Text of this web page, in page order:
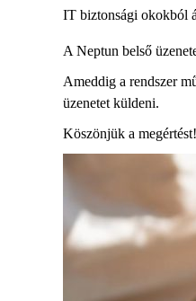
IT biztonsági okokból
A Neptun belső
Ameddig a rendszer
üzenetet küldeni.
Köszönjük a megértést!